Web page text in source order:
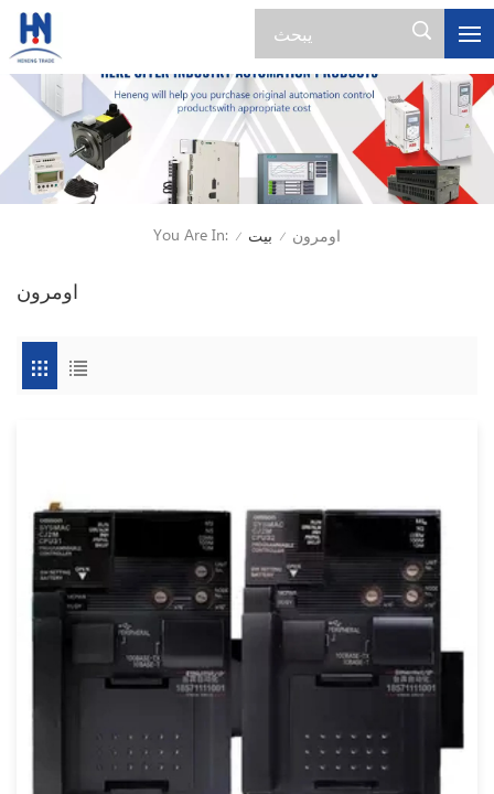
You Are In: / بيت / اومرون
اومرون